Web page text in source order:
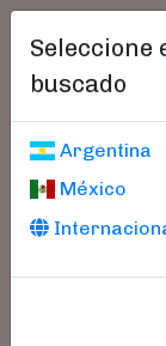
Seleccione
buscado
Argentina
México
Libros
Parámetros